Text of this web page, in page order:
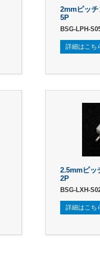
2mmピッ
5P
BSG-LPH-
詳細はこち
2.5mmピッ
2P
BSG-LXH-
詳細はこち